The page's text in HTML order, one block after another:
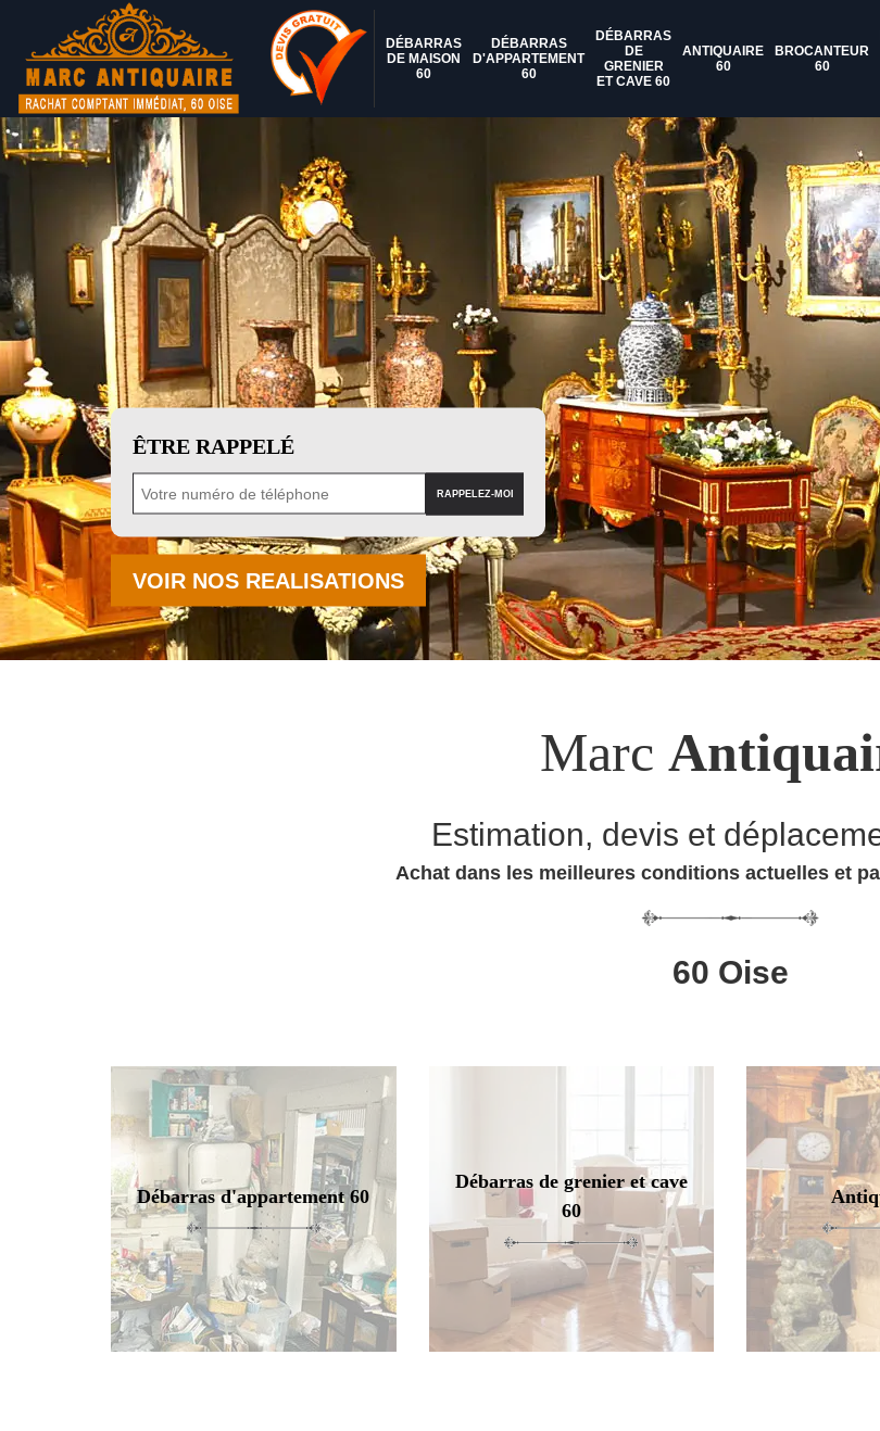
DÉBARRAS
DE MAISON
60
DÉBARRAS
D'APPARTEMENT
60
DÉBARRAS
DE
GRENIER
ET CAVE 60
ANTIQUAIRE
60
BROCANTEUR
60
ÊTRE RAPPELÉ
VOIR NOS REALISATIONS
Marc
Estimation, devis et
Achat dans les meilleures conditions actuelles et
60 Oise
Débarras d'appartement 60
Débarras de grenier et cave
60